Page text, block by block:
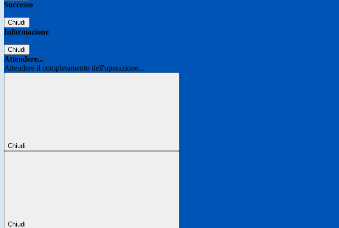
Successo
Chiudi
Informazione
Chiudi
Attendere...
Attendere il completamento dell'operazione...
Chiudi
Chiudi